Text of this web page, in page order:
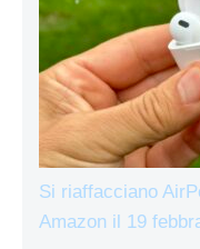
Si riaffacciano
Amazon il 19